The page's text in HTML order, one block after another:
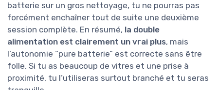
batterie sur un gros nettoyage, tu ne pourras pas
forcément enchaîner tout de suite une deuxième
session complète. En résumé, la double
alimentation est clairement un vrai plus, mais
l’autonomie “pure batterie” est correcte sans être
folle. Si tu as beaucoup de vitres et une prise à
proximité, tu l’utiliseras surtout branché et tu seras